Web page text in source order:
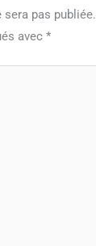
pas publiée.
avec *